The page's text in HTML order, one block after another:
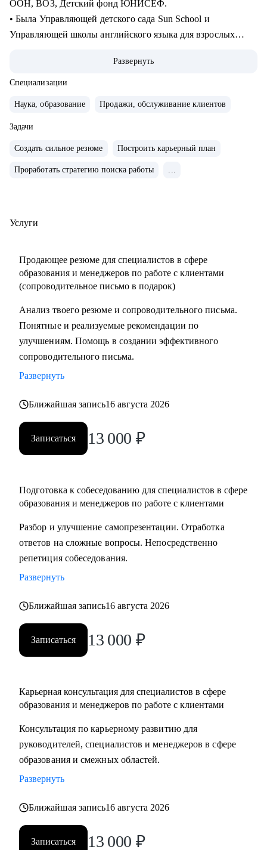
ООН, ВОЗ, Детский фонд ЮНИСЕФ.
• Была Управляющей детского сада Sun School и
Управляющей школы английского языка для взрослых
• Закончила школу в Вашингтоне, США, высшее
лингвистическое образование в ЧГУ, РФ.
психолога и коуча.
• Создала два собственных бизнес-проекта с 0, вывела в
"+" и продала как готовый успешный бизнес (студия
• 10 лет управляла бизнесом в образовательной сфере
• Эксперт в области ведения бизнеса в образовательной
• Наняла и адаптировала 100+ сотрудников.
• Карьерное консультирование, рекомендации по
составлению резюме, подготовка к интервью и помощь в
старте/продвижении в карьере в образовании и смежных
областях.
• Менторство для Senior-менеджеров.
• Сформулировать карьерную цель и разработать план для
ее достижения.
Кому могу помочь:
• Менеджерам по продажам и по работе с клиентами.
• Новичкам, кто только начинает свой путь.
• Опытным специалистам, которые хотят сделать шаг
вперед в своей карьере.
Развернуть
Специализации
Наука, образование Продажи, обслуживание клиентов
Задачи
Создать сильное резюме Построить карьерный план
Проработать стратегию поиска работы ...
Услуги
Продающее резюме для специалистов в сфере
образования и менеджеров по работе с клиентами
(сопроводительное письмо в подарок)
Анализ твоего резюме и сопроводительного письма.
Понятные и реализуемые рекомендации по
улучшениям. Помощь в создании эффективного
сопроводительного письма.
Развернуть
Ближайшая запись16 августа 2026
Записаться 13 000 ₽
Подготовка к собеседованию для специалистов в сфере
образования и менеджеров по работе с клиентами
Разбор и улучшение самопрезентации. Отработка
ответов на сложные вопросы. Непосредственно
репетиция собеседования.
Развернуть
Ближайшая запись16 августа 2026
Записаться 13 000 ₽
Карьерная консультация для специалистов в сфере
образования и менеджеров по работе с клиентами
Консультация по карьерному развитию для
руководителей, специалистов и менеджеров в сфере
образования и смежных областей.
Развернуть
Ближайшая запись16 августа 2026
Записаться 13 000 ₽